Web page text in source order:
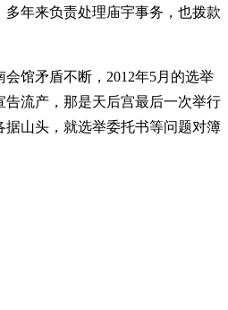
年来负责处理庙宇事务，也拨款
馆矛盾不断，2012年5月的选举
告流产，那是天后宫最后一次举行
山头，就选举委托书等问题对簿